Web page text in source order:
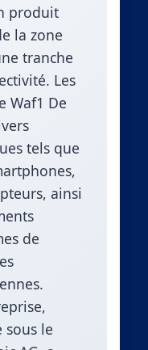
produit
la zone
tranche
Les
Waf1 De
tels que
ainsi
de
sous le